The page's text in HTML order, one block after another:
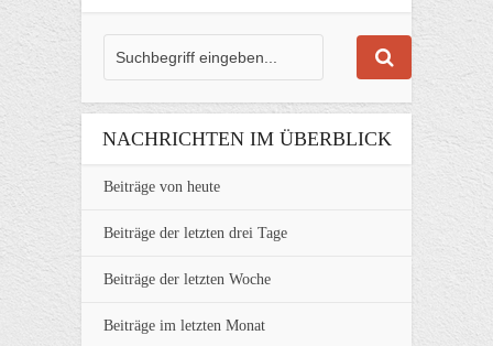
NACHRICHTEN IM ÜBERBLICK
Beiträge von heute
Beiträge der letzten drei Tage
Beiträge der letzten Woche
Beiträge im letzten Monat